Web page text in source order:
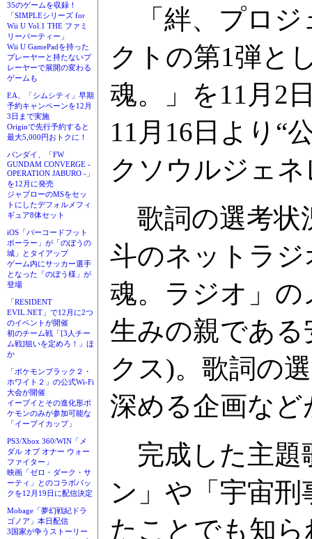
35のゲームを収録！
「SIMPLEシリーズ for
Wii U Vol.1 THE ファミ
リーパーティー」
Wii U GamePadを持った
プレーヤーと持たないプ
レーヤーで展開の変わる
ゲームも
EA、「シムシティ」早期
予約キャンペーンを12月
3日まで実施
Originで先行予約すると
最大5,000円おトクに！
バンダイ、「FW
GUNDAM CONVERGE -
OPERATION JABURO -」
を12月に発売
ジャブローのMSをセッ
トにしたデフォルメフィ
ギュア8体セット
iOS「バーコードフット
ボーラー」が「のぼうの
城」とタイアップ
ゲーム内にサッカー選手
となった「のぼう様」が
登場
「RESIDENT
EVIL.NET」で12月に2つ
のイベントが開催
初のチーム戦「[3人チー
ム戦]狙いを定めろ！」ほ
か
「ポケモンブラック２・
ホワイト２」の公式Wi-Fi
大会が開催
イーブイとその進化形ポ
ケモンのみが参加可能な
「イーブイカップ」
PS3/Xbox 360/WIN「メ
ダル オブ オナー ウォー
ファイター」
映画「ゼロ・ダーク・サ
ーティ」とのコラボパッ
クを12月19日に配信決定
Mobage「夢幻戦紀ドラ
ゴノア」本日配信
3国家が争うストーリー
「絆、プロジ
クトの第1弾と
魂。」を11月2
11月16日より“
クソウルジェ
歌詞の選考状
斗のネットラ
魂。ラジオ」
生みの親であ
クス)。歌詞の
深める企画な
完成した主題
ン」や「宇宙
たことでも知